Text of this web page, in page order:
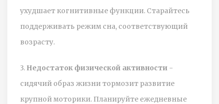
ухудшает когнитивные функции. Старайтесь
поддерживать режим сна, соответствующий
возрасту.
3. Недостаток физической активности -
сидячий образ жизни тормозит развитие
крупной моторики. Планируйте ежедневные